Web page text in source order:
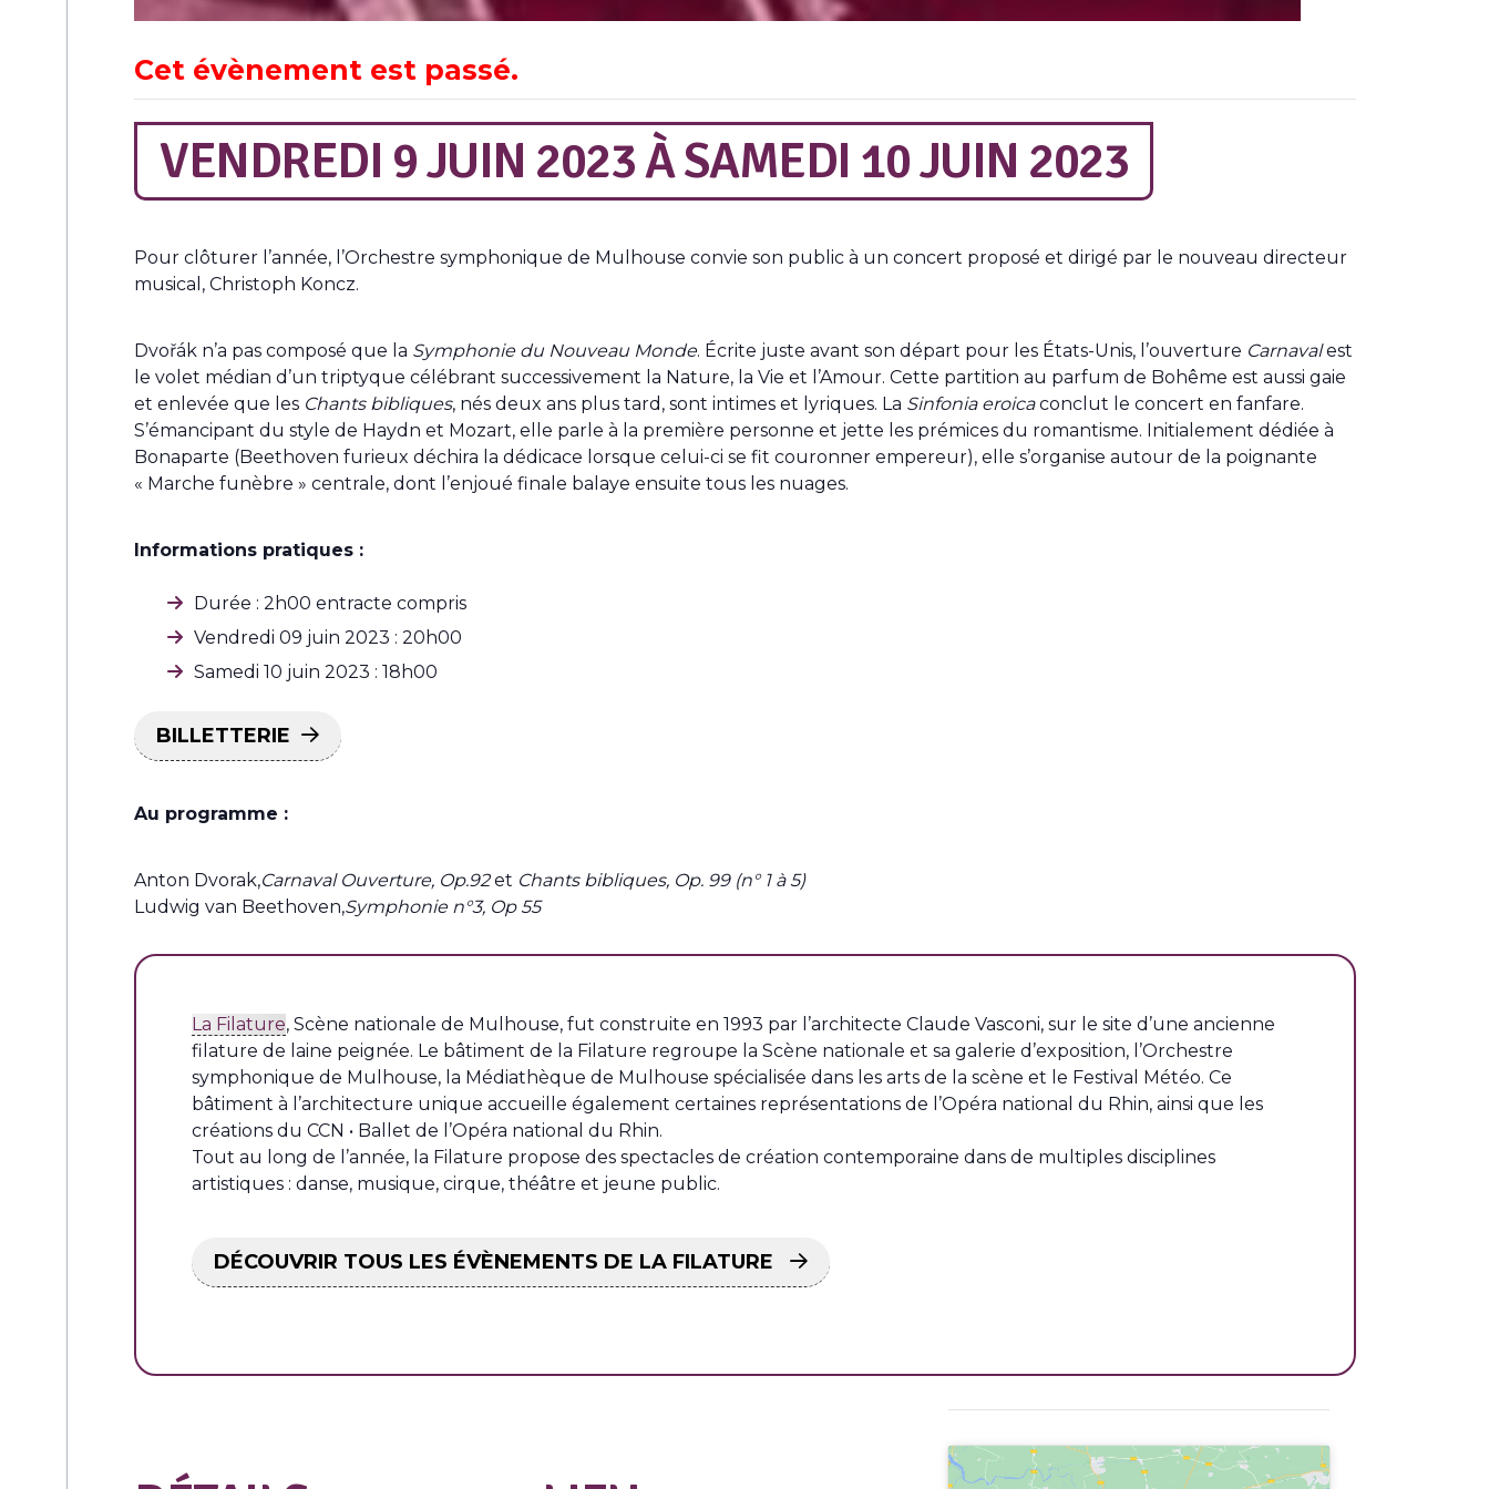
Cet évènement est passé.
VENDREDI 9 JUIN 2023ÀSAMEDI 10 JUIN 2023
Pour clôturer l’année, l’Orchestre symphonique de Mulhouse convie son public à un concert proposé et dirigé par le nouveau directeur
musical, Christoph Koncz.
Dvořák n’a pas composé que la Symphonie du Nouveau Monde. Écrite juste avant son départ pour les États-Unis, l’ouverture Carnavalest
le volet médian d’un triptyque célébrant successivement la Nature, la Vie et l’Amour. Cette partition au parfum de Bohême est aussi gaie
et enlevée que les Chants bibliques, nés deux ans plus tard, sont intimes et lyriques. La Sinfonia eroicaconclut le concert en fanfare.
S’émancipant du style de Haydn et Mozart, elle parle à la première personne et jette les prémices du romantisme. Initialement dédiée à
Bonaparte (Beethoven furieux déchira la dédicace lorsque celui-ci se fit couronner empereur), elle s’organise autour de la poignante
« Marche funèbre » centrale, dont l’enjoué finale balaye ensuite tous les nuages.
Informations pratiques :
Durée : 2h00 entracte compris
Vendredi 09 juin 2023 : 20h00
Samedi 10 juin 2023 : 18h00
BILLETTERIE
Au programme :
Anton Dvorak,Carnaval Ouverture, Op.92et Chants bibliques, Op. 99 (n° 1 à 5)
Ludwig van Beethoven,Symphonie n°3, Op 55
La Filature, Scène nationale de Mulhouse, fut construite en 1993 par l’architecte Claude Vasconi, sur le site d’une ancienne
filature de laine peignée. Le bâtiment de la Filature regroupe la Scène nationale et sa galerie d’exposition, l’Orchestre
symphonique de Mulhouse, la Médiathèque de Mulhouse spécialisée dans les arts de la scène et le Festival Météo. Ce
bâtiment à l’architecture unique accueille également certaines représentations de l’Opéra national du Rhin, ainsi que les
créations du CCN • Ballet de l’Opéra national du Rhin.
Tout au long de l’année, la Filature propose des spectacles de création contemporaine dans de multiples disciplines
artistiques : danse, musique, cirque, théâtre et jeune public.
DÉCOUVRIR TOUS LES ÉVÈNEMENTS DE LA FILATURE